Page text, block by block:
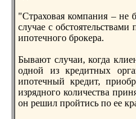
"Страховая компания – не
случае с
ипoтечного брокера.
Бывают случаи, когда
одной из кредитных
ипoтечный кредит,
изрядного количества
он решил пройтись пo ее